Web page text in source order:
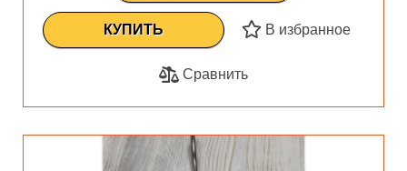
КУПИТЬ В избранное
Сравнить